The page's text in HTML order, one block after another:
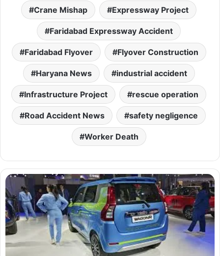
Crane Mishap Expressway Project
Faridabad Expressway Accident
Faridabad Flyover Flyover Construction
Haryana News industrial accident
Infrastructure Project rescue operation
Road Accident News safety negligence
Worker Death